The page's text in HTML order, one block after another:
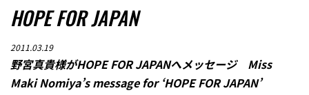
DONATION
PROGRESS REPORTS
活動報告
HOPE FOR JAPAN
2011.03.19
野宮真貴様がHOPE FOR JAPANへメッセージ Miss
Maki Nomiya’s message for ‘HOPE FOR JAPAN’